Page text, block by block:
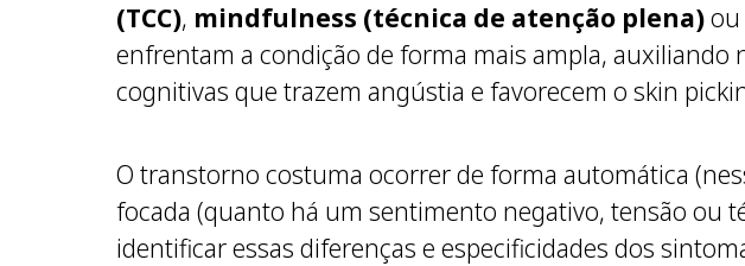
(TCC), mindfulness (técnica de atenção plena)ou
enfrentam a condição de forma mais ampla, auxiliando
cognitivas que trazem angústia e favorecem o skin
O transtorno costuma ocorrer de forma automática
focada (quanto há um sentimento negativo, tensão ou
identificar essas diferenças e especificidades dos